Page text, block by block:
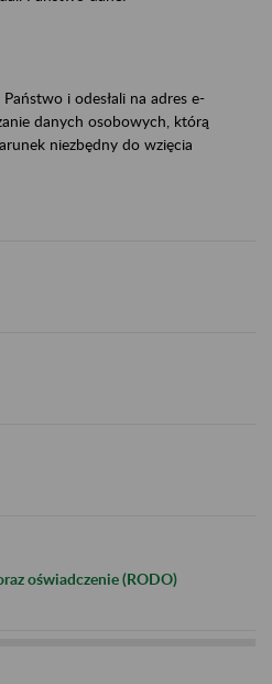
i odesłali na adres e-
danych osobowych, którą
niezbędny do wzięcia
oświadczenie (RODO)